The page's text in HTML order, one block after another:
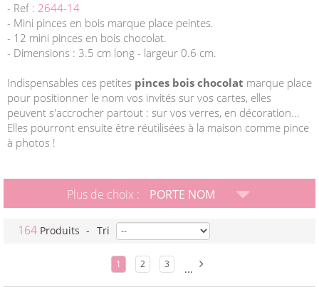
- Ref : 2644-14
- Mini pinces en bois marque place peintes.
- 12 mini pinces en bois chocolat.
- Dimensions : 3.5 cm long - largeur 0.6 cm.
Indispensables ces petites pinces bois chocolat marque place
pour positionner le nom vos invités sur vos cartes, elles
peuvent s'accrocher partout : sur vos verres, en décoration...
Elles pourront ensuite être réutilisées à la maison comme pince
à photos !
Plus de choix : PORTE NOM
164 Produits - Tri
1 2 3 ...